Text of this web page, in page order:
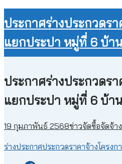
ประกาศร่างประกวดร
แยกประปา หมู่ที่ 6 บ้า
ประกาศร่างประกวดร
แยกประปา หมู่ที่ 6 บ้า
19 กุมภาพันธ์ 2568ข่าวจัดซื้อจัดจ้า
ร่างประกาศประกวดราคาจ้างโคร